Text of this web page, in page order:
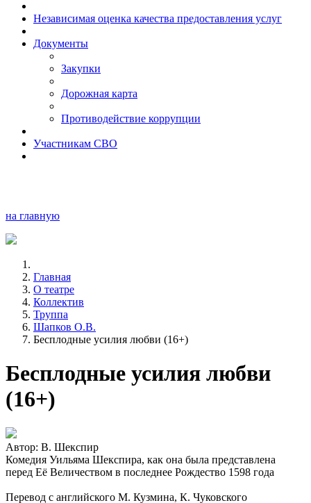
Независимая оценка качества предоставления услуг
Документы
Закупки
Дорожная карта
Противодействие коррупции
Участникам СВО
на главную
Главная
О театре
Коллектив
Труппа
Шапков О.В.
Бесплодные усилия любви (16+)
Бесплодные усилия любви
(16+)
Автор: В. Шекспир
Комедия Уильяма Шекспира, как она была представлена
перед Её Величеством в последнее Рождество 1598 года
Перевод с английского М. Кузмина, К. Чуковского